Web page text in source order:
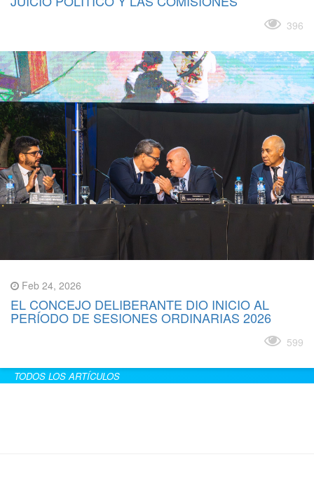
396
Feb 24, 2026
EL CONCEJO DELIBERANTE DIO INICIO AL
PERÍODO DE SESIONES ORDINARIAS 2026
599
TODOS LOS ARTÍCULOS